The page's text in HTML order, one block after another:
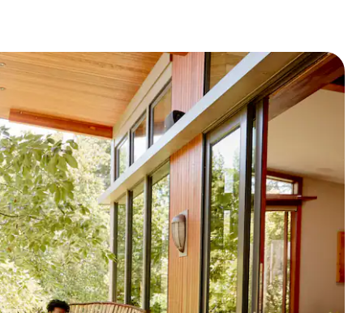
de pijltjestoetsen omhoog en omlaag, óf door te tikken of swipen.